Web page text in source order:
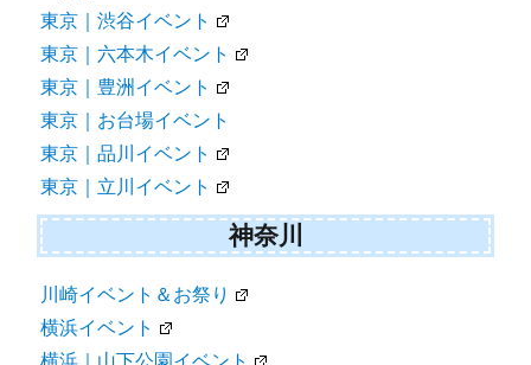
東京｜渋谷イベント
東京｜六本木イベント
東京｜豊洲イベント
東京｜お台場イベント
東京｜品川イベント
東京｜立川イベント
神奈川
川崎イベント＆お祭り
横浜イベント